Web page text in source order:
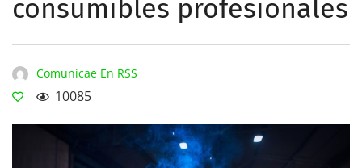
consumibles profesionales
Comunicae En RSS
10085